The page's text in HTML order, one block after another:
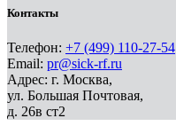
Контакты
Телефон: +7 (499) 110-27-54
Email: pr@sick-rf.ru
Адрес: г. Москва,
ул. Большая Почтовая,
д. 26в ст2